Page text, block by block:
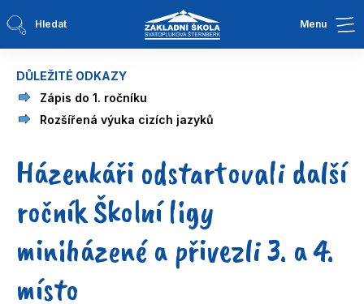
Hledat Menu
DŮLEŽITÉ ODKAZY
Zápis do 1. ročníku
Rozšířená výuka cizích jazyků
Házenkáři odstartovali další
ročník Školní ligy
miniházené a přivezli 3. a 4.
místo